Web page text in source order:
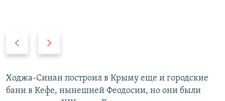
д
ы
д
у
Ходжа-Синан построил в Крыму еще и городские
бани в Кефе, нынешней Феодосии, но они были